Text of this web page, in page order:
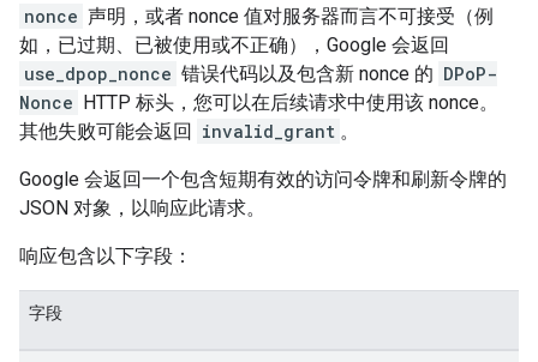
nonce 声明，或者 nonce 值对服务器而言不可接受（例
如，已过期、已被使用或不正确），Google 会返回
use_dpop_nonce 错误代码以及包含新 nonce 的 DPoP-
Nonce HTTP 标头，您可以在后续请求中使用该 nonce。
其他失败可能会返回 invalid_grant 。
Google 会返回一个包含短期有效的访问令牌和刷新令牌的
JSON 对象，以响应此请求。
响应包含以下字段：
字段